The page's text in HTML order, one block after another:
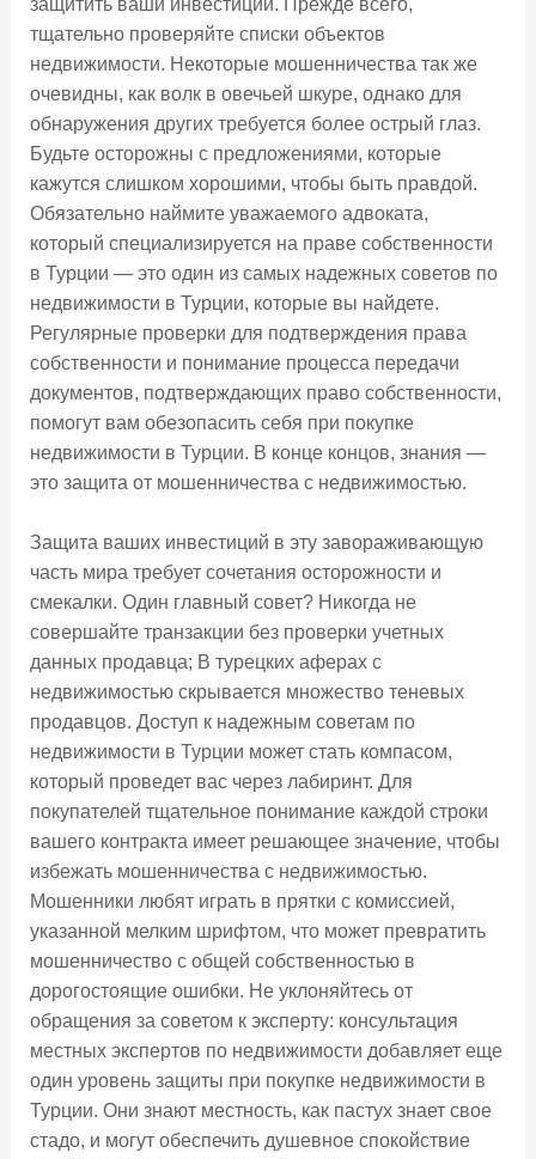
тщательно проверяйте списки объектов
недвижимости. Некоторые мошенничества так же
очевидны, как волк в овечьей шкуре, однако для
обнаружения других требуется более острый глаз.
Будьте осторожны с предложениями, которые
кажутся слишком хорошими, чтобы быть правдой.
Обязательно наймите уважаемого адвоката,
который специализируется на праве собственности
в Турции — это один из самых надежных советов по
недвижимости в Турции, которые вы найдете.
Регулярные проверки для подтверждения права
собственности и понимание процесса передачи
документов, подтверждающих право собственности,
помогут вам обезопасить себя при покупке
недвижимости в Турции. В конце концов, знания —
это защита от мошенничества с недвижимостью.
Защита ваших инвестиций в эту завораживающую
часть мира требует сочетания осторожности и
смекалки. Один главный совет? Никогда не
совершайте транзакции без проверки учетных
данных продавца; В турецких аферах с
недвижимостью скрывается множество теневых
продавцов. Доступ к надежным советам по
недвижимости в Турции может стать компасом,
который проведет вас через лабиринт. Для
покупателей тщательное понимание каждой строки
вашего контракта имеет решающее значение, чтобы
избежать мошенничества с недвижимостью.
Мошенники любят играть в прятки с комиссией,
указанной мелким шрифтом, что может превратить
мошенничество с общей собственностью в
дорогостоящие ошибки. Не уклоняйтесь от
обращения за советом к эксперту: консультация
местных экспертов по недвижимости добавляет еще
один уровень защиты при покупке недвижимости в
Турции. Они знают местность, как пастух знает свое
стадо, и могут обеспечить душевное спокойствие